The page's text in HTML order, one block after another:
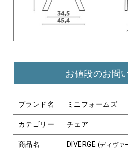
お値段のお問
ブランド名 ミニフォームズ
カテゴリー チェア
商品名 DIVERGE (ディヴァ